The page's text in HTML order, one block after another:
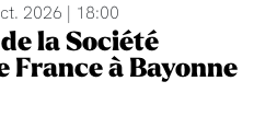
2026 | 18:00
la Société
France à Bayonne